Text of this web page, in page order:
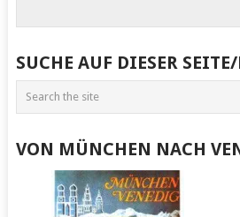
SUCHE AUF DIESER
VON MÜNCHEN NACH